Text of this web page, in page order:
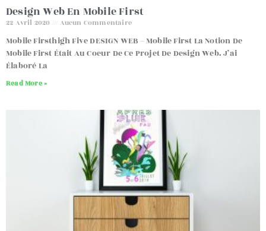
Design Web En Mobile First
22 Avril 2020 Aucun Commentaire
Mobile Firsthigh Five DESIGN WEB – Mobile First La Notion De
Mobile First Était Au Coeur De Ce Projet De Design Web. J’ai
Élaboré La
Read More »